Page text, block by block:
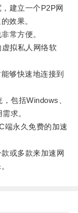
建立一个P2P网
效果。
常方便。
拟私人网络软
够快速地连接到
包括Windows、
求。
永久免费的加速
或多款来加速网